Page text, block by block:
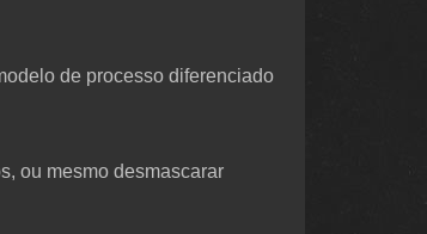
de processo diferenciado
ou mesmo desmascarar